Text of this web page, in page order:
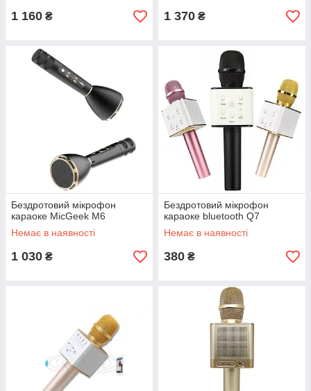
1 160 ₴ 1 370 ₴
Бездротовий мікрофон
караоке MicGeek M6
Немає в наявності
1 030 ₴
Бездротовий мікрофон
караоке bluetooth Q7
Немає в наявності
380 ₴